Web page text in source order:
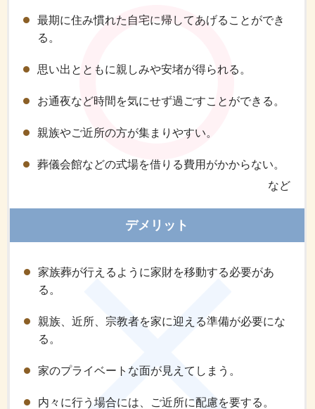
最期に住み慣れた自宅に帰してあげることができ
る。
思い出とともに親しみや安堵が得られる。
お通夜など時間を気にせず過ごすことができる。
親族やご近所の方が集まりやすい。
葬儀会館などの式場を借りる費用がかからない。
など
デメリット
家族葬が行えるように家財を移動する必要があ
る。
親族、近所、宗教者を家に迎える準備が必要にな
る。
家のプライベートな面が見えてしまう。
内々に行う場合には、ご近所に配慮を要する。